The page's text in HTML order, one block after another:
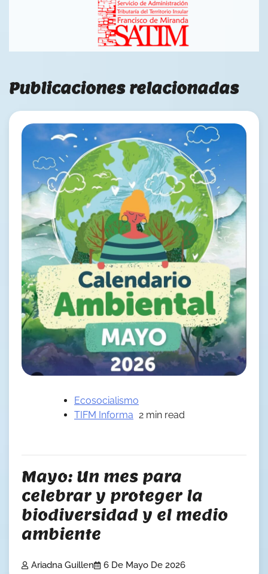
Publicaciones relacionadas
Ecosocialismo
TIFM Informa 2 min read
Mayo: Un mes para
celebrar y proteger la
biodiversidad y el medio
ambiente
Ariadna Guillen 6 De Mayo De 2026